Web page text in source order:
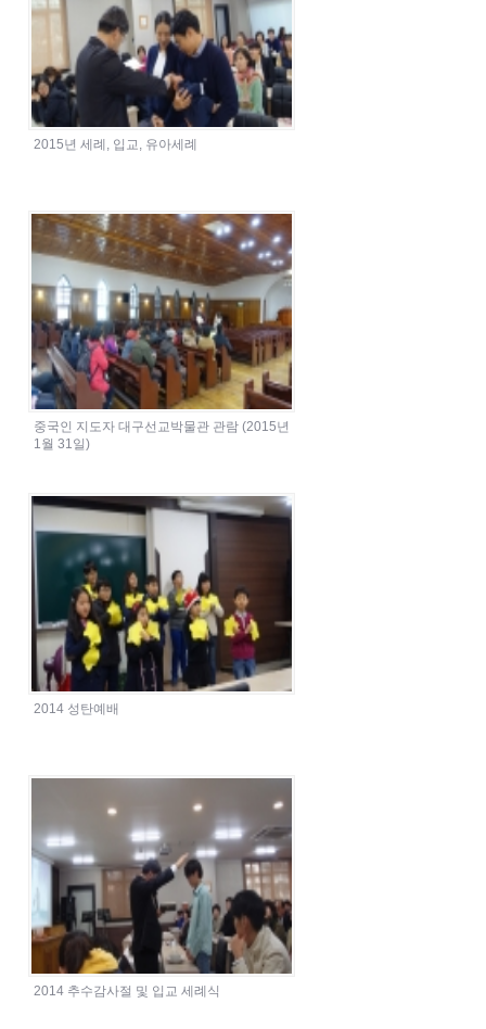
2015년 세례, 입교, 유아세례
중국인 지도자 대구선교박물관 관람 (2015년
1월 31일)
2014 성탄예배
2014 추수감사절 및 입교 세례식